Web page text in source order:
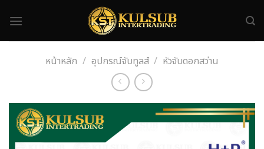
หน้าหลัก / อุปกรณ์จับทูลส์ / หัวจับดอกสว่าน